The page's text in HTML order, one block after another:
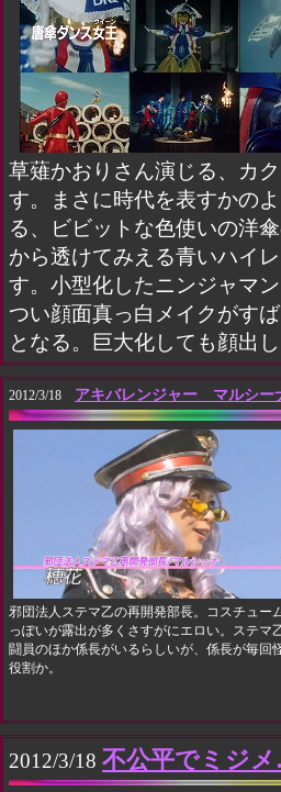
草薙かおりさん演じる、カ
す。まさに時代を表すかの
る、ビビットな色使いの洋
から透けてみえる青いハイ
す。小型化したニンジャマ
つい顔面真っ白メイクがす
となる。巨大化しても顔出
2012/3/18 アキバレンジャー マルシー
邪団法人ステマ乙の再開発部長。コスチュー
っぽいが露出が多くさすがにエロい。ステマ
闘員のほか係長がいるらしいが、係長が毎回
役割か。
2012/3/18 不公平でミジ